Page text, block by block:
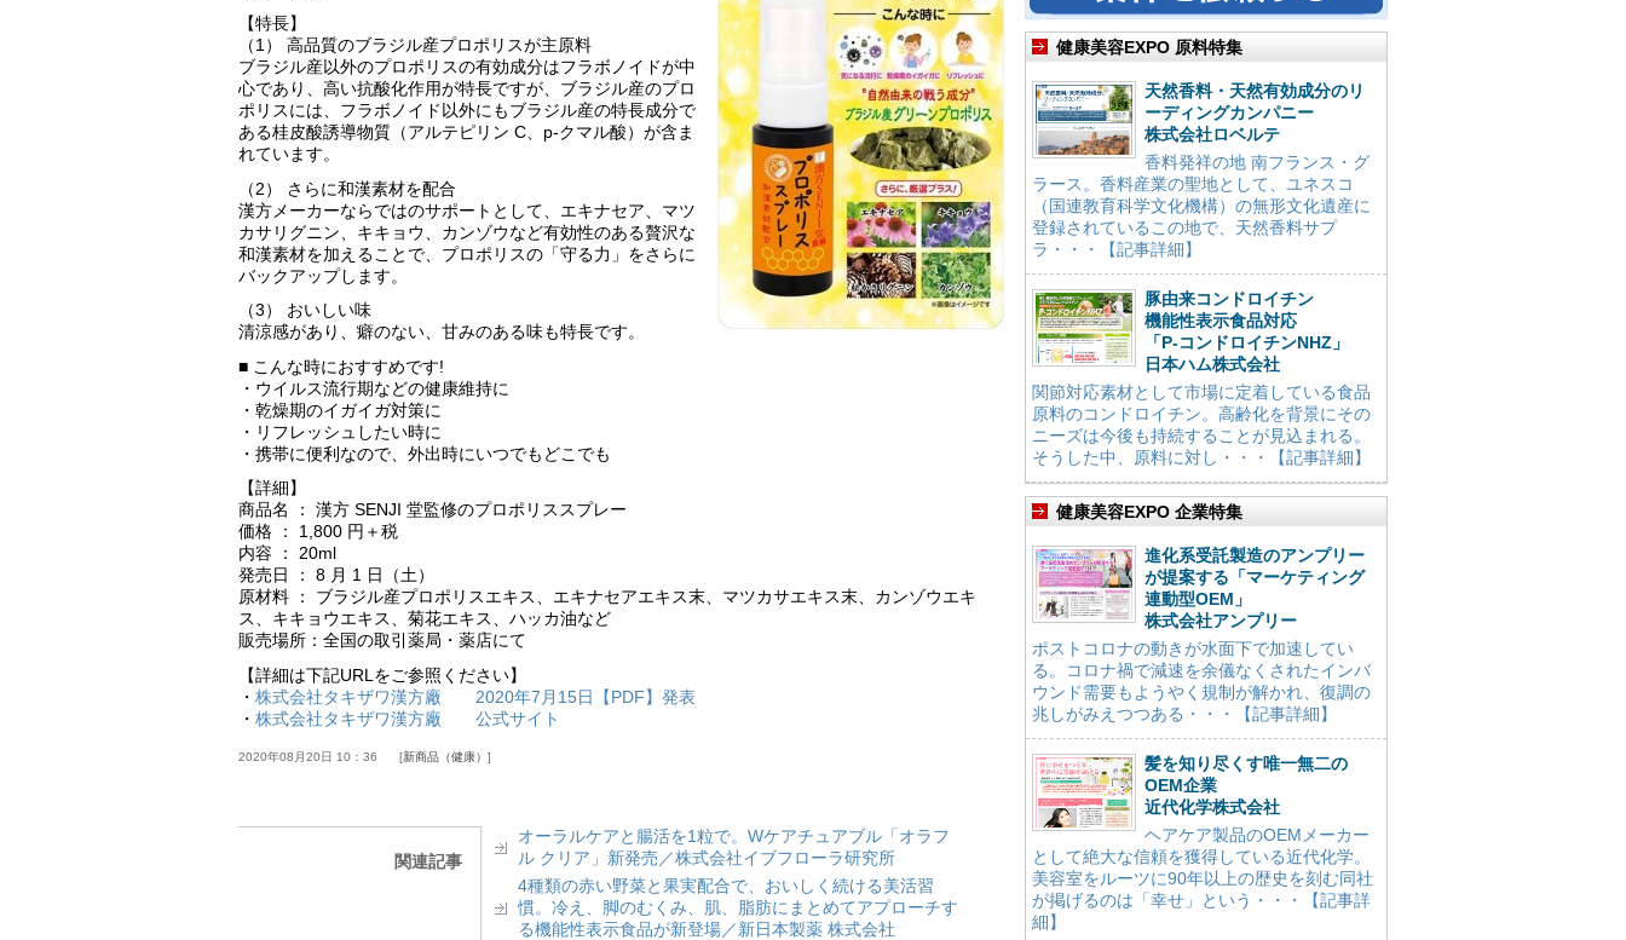
【特長】
（1） 高品質のブラジル産プロポリスが主原料
ブラジル産以外のプロポリスの有効成分はフラボノイドが中
心であり、高い抗酸化作用が特長ですが、ブラジル産のプロ
ポリスには、フラボノイド以外にもブラジル産の特長成分で
ある桂皮酸誘導物質（アルテピリン C、p-クマル酸）が含ま
れています。
（2） さらに和漢素材を配合
漢方メーカーならではのサポートとして、エキナセア、マツ
カサリグニン、キキョウ、カンゾウなど有効性のある贅沢な
和漢素材を加えることで、プロポリスの「守る力」をさらに
バックアップします。
（3） おいしい味
清涼感があり、癖のない、甘みのある味も特長です。
■ こんな時におすすめです!
・ウイルス流行期などの健康維持に
・乾燥期のイガイガ対策に
・リフレッシュしたい時に
・携帯に便利なので、外出時にいつでもどこでも
【詳細】
商品名 ： 漢方 SENJI 堂監修のプロポリススプレー
価格 ： 1,800 円＋税
内容 ： 20ml
発売日 ： 8 月 1 日（土）
原材料 ： ブラジル産プロポリスエキス、エキナセアエキス末、マツカサエキス末、カンゾウエキ
ス、キキョウエキス、菊花エキス、ハッカ油など
販売場所：全国の取引薬局・薬店にて
【詳細は下記URLをご参照ください】
・ 株式会社タキザワ漢方廠 2020年7月15日【PDF】発表
・ 株式会社タキザワ漢方廠 公式サイト
2020年08月20日 10：36 新商品（健康）
関連記事
オーラルケアと腸活を1粒で。Wケアチュアブル「オラフ
ル クリア」新発売／株式会社イブフローラ研究所
4種類の赤い野菜と果実配合で、おいしく続ける美活習
慣。冷え、脚のむくみ、肌、脂肪にまとめてアプローチす
る機能性表示食品が新登場／新日本製薬 株式会社
健康美容EXPO 原料特集
天然香料・天然有効成分のリ
ーディングカンパニー
株式会社ロベルテ
香料発祥の地 南フランス・グ
ラース。香料産業の聖地として、ユネスコ
（国連教育科学文化機構）の無形文化遺産に
登録されているこの地で、天然香料サプ
ラ・・・【記事詳細】
豚由来コンドロイチン
機能性表示食品対応
「P-コンドロイチンNHZ」
日本ハム株式会社
関節対応素材として市場に定着している食品
原料のコンドロイチン。高齢化を背景にその
ニーズは今後も持続することが見込まれる。
そうした中、原料に対し・・・【記事詳細】
健康美容EXPO 企業特集
進化系受託製造のアンプリー
が提案する「マーケティング
連動型OEM」
株式会社アンプリー
ポストコロナの動きが水面下で加速してい
る。コロナ禍で減速を余儀なくされたインバ
ウンド需要もようやく規制が解かれ、復調の
兆しがみえつつある・・・【記事詳細】
髪を知り尽くす唯一無二の
OEM企業
近代化学株式会社
ヘアケア製品のOEMメーカー
として絶大な信頼を獲得している近代化学。
美容室をルーツに90年以上の歴史を刻む同社
が掲げるのは「幸せ」という・・・【記事詳
細】